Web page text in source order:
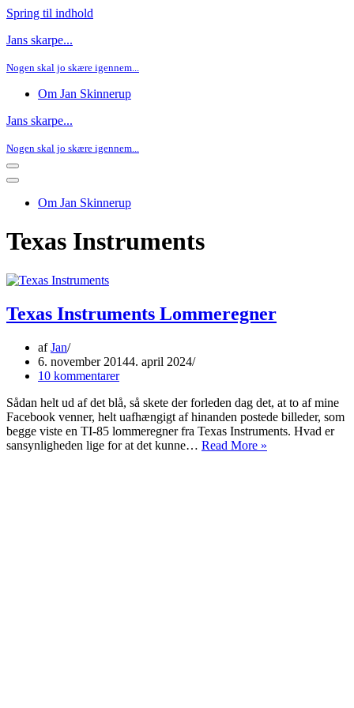
Spring til indhold
Jans skarpe...
Nogen skal jo skære igennem...
Om Jan Skinnerup
Jans skarpe...
Nogen skal jo skære igennem...
Navigation
menu
Navigation
Om Jan Skinnerup
Texas Instruments
Texas Instruments Lommeregner
afJan
6. november 20144. april 2024
10 kommentarer
Sådan helt ud af det blå, så skete der forleden dag det, at to af mine
Facebook venner, helt uafhængigt af hinanden postede billeder, som
begge viste en TI-85 lommeregner fra Texas Instruments. Hvad er
sansynligheden lige for at det kunne… Read More »